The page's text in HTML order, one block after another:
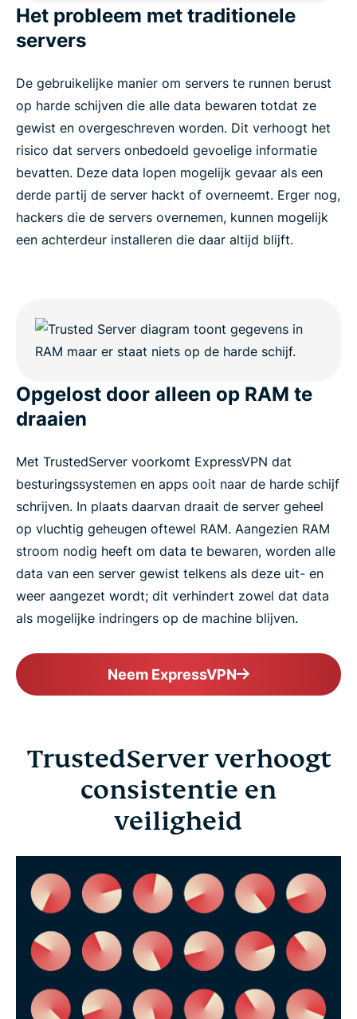
Het probleem met traditionele
servers
De gebruikelijke manier om servers te runnen berust
op harde schijven die alle data bewaren totdat ze
gewist en overgeschreven worden. Dit verhoogt het
risico dat servers onbedoeld gevoelige informatie
bevatten. Deze data lopen mogelijk gevaar als een
derde partij de server hackt of overneemt. Erger nog,
hackers die de servers overnemen, kunnen mogelijk
een achterdeur installeren die daar altijd blijft.
Opgelost door alleen op RAM te
draaien
Met TrustedServer voorkomt ExpressVPN dat
besturingssystemen en apps ooit naar de harde schijf
schrijven. In plaats daarvan draait de server geheel
op vluchtig geheugen oftewel RAM. Aangezien RAM
stroom nodig heeft om data te bewaren, worden alle
data van een server gewist telkens als deze uit- en
weer aangezet wordt; dit verhindert zowel dat data
als mogelijke indringers op de machine blijven.
Neem ExpressVPN
TrustedServer verhoogt
consistentie en
veiligheid